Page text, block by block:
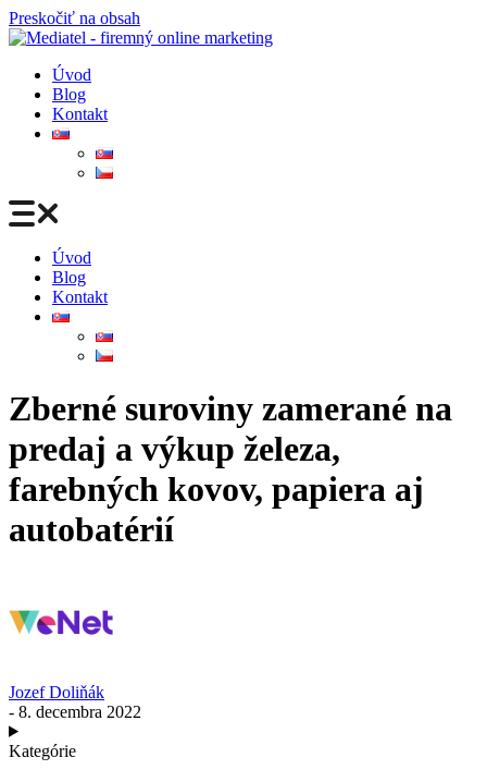
Preskočiť na obsah
Úvod
Blog
Kontakt
Úvod
Blog
Kontakt
Zberné suroviny zamerané na
predaj a výkup železa,
farebných kovov, papiera aj
autobatérií
Jozef Doliňák
- 8. decembra 2022
Kategórie